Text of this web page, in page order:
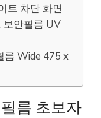
트 차단 화면
보안필름 UV
름 Wide 475 x
름 초보자